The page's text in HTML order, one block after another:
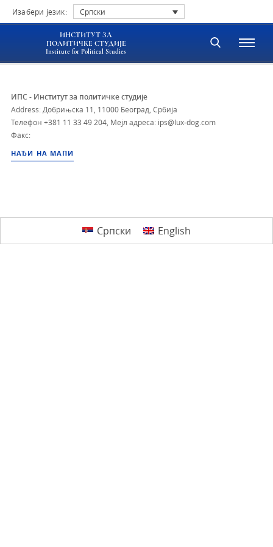
Изабери језик: Српски
ИНСТИТУТ ЗА
ПОЛИТИЧКЕ СТУДИЈЕ
Institute for Political Studies
ИПС - Институт за политичке студије
Address: Добрињска 11, 11000 Београд, Србија
Телефон +381 11 33 49 204 Мејл адреса: ips@lux-dog.com
Факс:
НАЂИ НА МАПИ
Српски English